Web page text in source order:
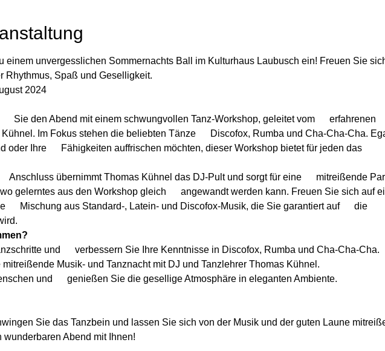
einem unvergesslichen Sommernachts Ball im Kulturhaus Laubusch ein! Freuen Sie
Rhythmus, Spaß und Geselligkeit.
2024
Sie den Abend mit einem schwungvollen Tanz-Workshop, geleitet vom      erfahrenen
Im Fokus stehen die beliebten Tänze      Discofox, Rumba und Cha-Cha-Cha.
oder Ihre      Fähigkeiten auffrischen möchten, dieser Workshop bietet für jeden das
Anschluss übernimmt Thomas Kühnel das DJ-Pult und sorgt für eine      mitreißende
gelerntes aus den Workshop gleich      angewandt werden kann. Freuen Sie sich auf
Mischung aus Standard-, Latein- und Discofox-Musik, die Sie garantiert auf      die
und      verbessern Sie Ihre Kenntnisse in Discofox, Rumba und Cha-Cha-Cha.
mitreißende Musik- und Tanznacht mit DJ und Tanzlehrer Thomas Kühnel.
und      genießen Sie die gesellige Atmosphäre in eleganten Ambiente.
Sie das Tanzbein und lassen Sie sich von der Musik und der guten Laune
Abend mit Ihnen!